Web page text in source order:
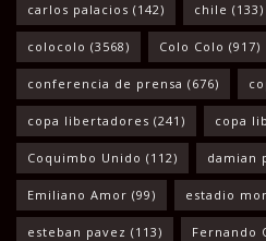
carlos palacios (142) chile (133)
colocolo (3568) Colo Colo (917)
conferencia de prensa (676)
copa libertadores (241) copa
Coquimbo Unido (112) damian
Emiliano Amor (99) estadio
esteban pavez (113) Fernando